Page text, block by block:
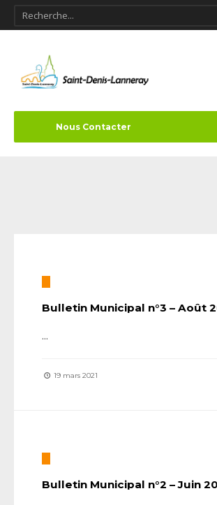
Nous Contacter
Bulletin Municipal n°3 – Août
...
19 mars 2021
Bulletin Municipal n°2 – Juin